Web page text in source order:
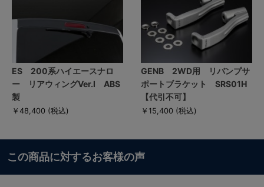
ES 200系ハイエースナロ
ー リアウィングVer.I ABS
製
￥48,400 (税込)
GENB 2WD用 リバンプサ
ポートブラケット SRS01H
【代引不可】
￥15,400 (税込)
この商品に対するお客様の声